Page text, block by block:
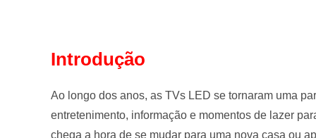
Introdução
Ao longo dos anos, as TVs LED se tornaram uma
entretenimento, informação e momentos de lazer
chega a hora de se mudar para uma nova casa ou